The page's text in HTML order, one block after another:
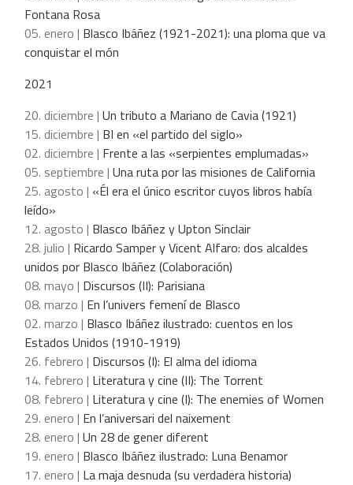
Fontana Rosa
05. enero | Blasco Ibáñez (1921-2021): una ploma que va
conquistar el món
2021
20. diciembre | Un tributo a Mariano de Cavia (1921)
15. diciembre | BI en «el partido del siglo»
02. diciembre | Frente a las «serpientes emplumadas»
05. septiembre | Una ruta por las misiones de California
25. agosto | «Él era el único escritor cuyos libros había
leído»
12. agosto | Blasco Ibáñez y Upton Sinclair
28. julio | Ricardo Samper y Vicent Alfaro: dos alcaldes
unidos por Blasco Ibáñez (Colaboración)
08. mayo | Discursos (II): Parisiana
08. marzo | En l’univers femení de Blasco
02. marzo | Blasco Ibáñez ilustrado: cuentos en los
Estados Unidos (1910-1919)
26. febrero | Discursos (I): El alma del idioma
14. febrero | Literatura y cine (II): The Torrent
08. febrero | Literatura y cine (I): The enemies of Women
29. enero | En l’aniversari del naixement
28. enero | Un 28 de gener diferent
19. enero | Blasco Ibáñez ilustrado: Luna Benamor
17. enero | La maja desnuda (su verdadera historia)